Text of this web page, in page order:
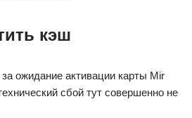
кэш
ожидание активации карты Mir
сбой тут совершенно не